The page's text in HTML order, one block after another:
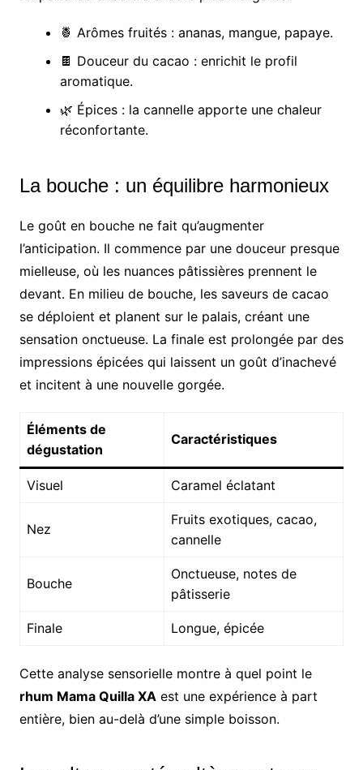
🍍 Arômes fruités : ananas, mangue, papaye.
🍫 Douceur du cacao : enrichit le profil
aromatique.
🌿 Épices : la cannelle apporte une chaleur
réconfortante.
La bouche : un équilibre harmonieux
Le goût en bouche ne fait qu’augmenter
l’anticipation. Il commence par une douceur presque
mielleuse, où les nuances pâtissières prennent le
devant. En milieu de bouche, les saveurs de cacao
se déploient et planent sur le palais, créant une
sensation onctueuse. La finale est prolongée par des
impressions épicées qui laissent un goût d’inachevé
et incitent à une nouvelle gorgée.
Éléments de
dégustation
Caractéristiques
Visuel Caramel éclatant
Nez
Fruits exotiques, cacao,
cannelle
Bouche
Onctueuse, notes de
pâtisserie
Finale Longue, épicée
Cette analyse sensorielle montre à quel point le
rhum Mama Quilla XAest une expérience à part
entière, bien au-delà d’une simple boisson.